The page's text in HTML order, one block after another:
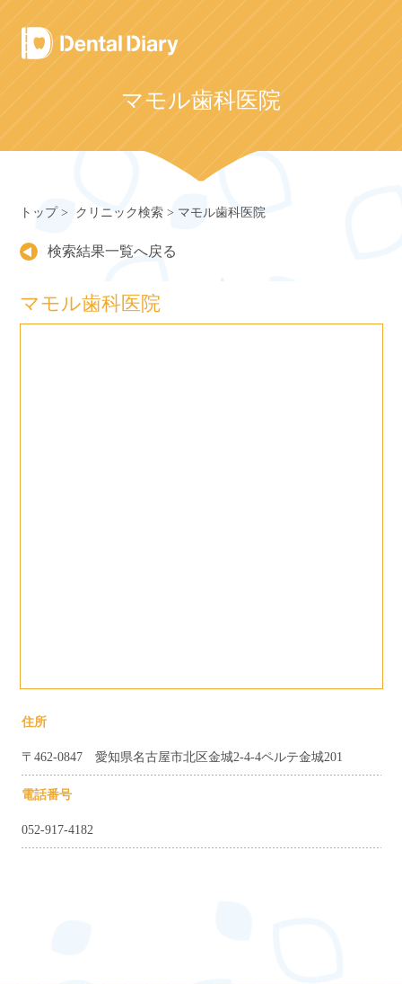
Skip
to
content
マモル歯科医院
トップ クリニック検索 マモル歯科医院
検索結果一覧へ戻る
マモル歯科医院
住所
〒462-0847 愛知県名古屋市北区金城2-4-4ペルテ金城201
電話番号
052-917-4182